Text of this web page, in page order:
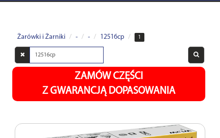
Żarówki i Żarniki - - 12516cp 1
Wyszukaj
w
ZAMÓW CZĘŚCI
Z GWARANCJĄ DOPASOWANIA